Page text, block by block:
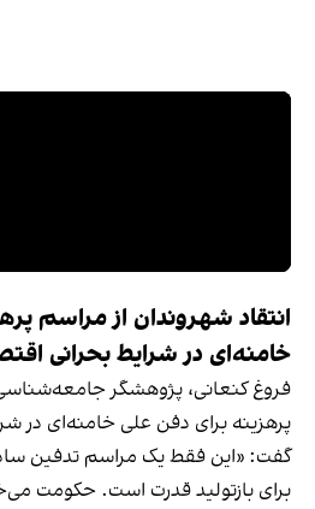
انتقاد شهروندان از مراسم
خامنه‌ای در شرایط بحرانی
فروغ کنعانی، پژوهشگر
پرهزینه برای دفن علی خامنه‌ای در
گفت: «این فقط یک مراسم تدفین
برای بازتولید قدرت است. حکومت